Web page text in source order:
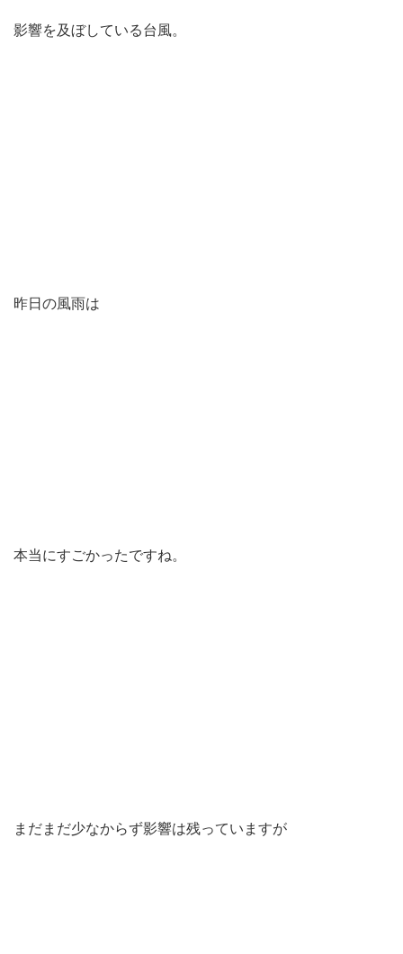
影響を及ぼしている台風。
昨日の風雨は
本当にすごかったですね。
まだまだ少なからず影響は残っていますが